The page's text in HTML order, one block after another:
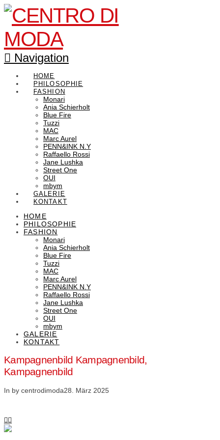
Navigation
HOME
PHILOSOPHIE
FASHION
Monari
Ania Schierholt
Blue Fire
Tuzzi
MAC
Marc Aurel
PENN&INK N.Y
Raffaello Rossi
Jane Lushka
Street One
OUI
mbym
GALERIE
KONTAKT
HOME
PHILOSOPHIE
FASHION
Monari
Ania Schierholt
Blue Fire
Tuzzi
MAC
Marc Aurel
PENN&INK N.Y
Raffaello Rossi
Jane Lushka
Street One
OUI
mbym
GALERIE
KONTAKT
Kampagnenbild Kampagnenbild,
Kampagnenbild
In by centrodimoda28. März 2025